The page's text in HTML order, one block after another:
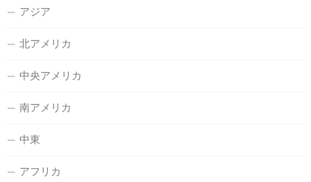
アジア
北アメリカ
中央アメリカ
南アメリカ
中東
アフリカ